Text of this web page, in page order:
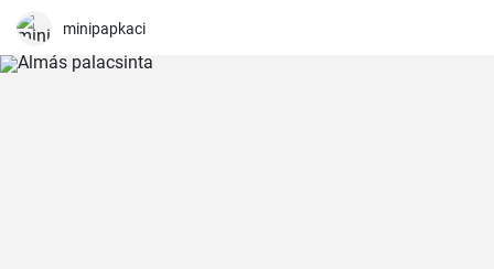
minipapkaci